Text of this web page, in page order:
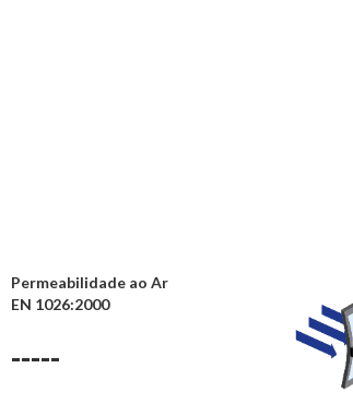
Permeabilidade ao Ar
EN 1026:2000
-----